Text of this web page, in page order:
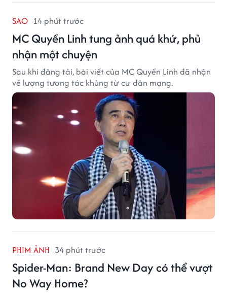
SAO 14 phút trước
MC Quyền Linh tung ảnh quá khứ, phủ
nhận một chuyện
Sau khi đăng tải, bài viết của MC Quyền Linh đã nhận
về lượng tương tác khủng từ cư dân mạng.
PHIM ẢNH 34 phút trước
Spider-Man: Brand New Day có thể vượt
No Way Home?